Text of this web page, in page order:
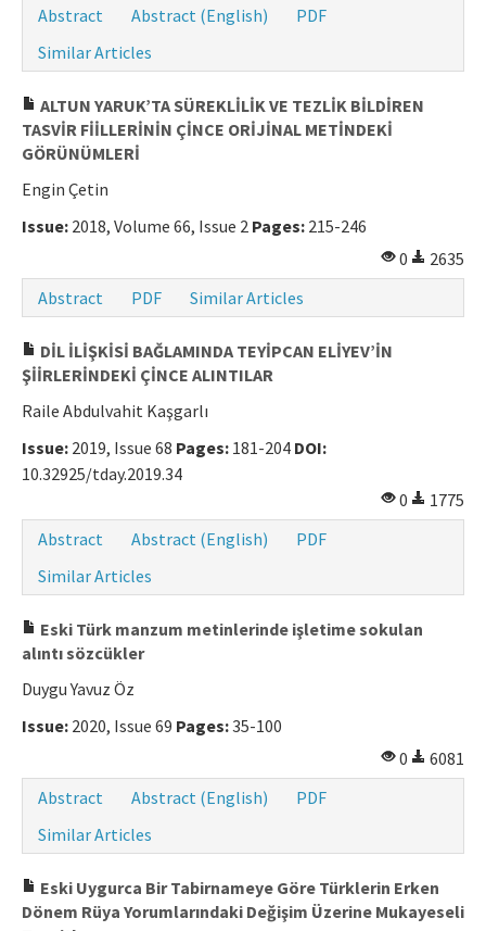
Abstract
Abstract (English)
PDF
Similar Articles
ALTUN YARUK’TA SÜREKLİLİK VE TEZLİK BİLDİREN
TASVİR FİİLLERİNİN ÇİNCE ORİJİNAL METİNDEKİ
GÖRÜNÜMLERİ
Engin Çetin
Issue: 2018, Volume 66, Issue 2 Pages: 215-246
0
2635
Abstract
PDF Similar Articles
DİL İLİŞKİSİ BAĞLAMINDA TEYİPCAN ELİYEV’İN
ŞİİRLERİNDEKİ ÇİNCE ALINTILAR
Raile Abdulvahit Kaşgarlı
Issue: 2019, Issue 68 Pages: 181-204 DOI:
10.32925/tday.2019.34
0
1775
Abstract
Abstract (English)
PDF
Similar Articles
Eski Türk manzum metinlerinde işletime sokulan
alıntı sözcükler
Duygu Yavuz Öz
Issue: 2020, Issue 69 Pages:35-100
0
6081
Abstract
Abstract (English)
PDF
Similar Articles
Eski Uygurca Bir Tabirnameye Göre Türklerin Erken
Dönem Rüya Yorumlarındaki Değişim Üzerine Mukayeseli